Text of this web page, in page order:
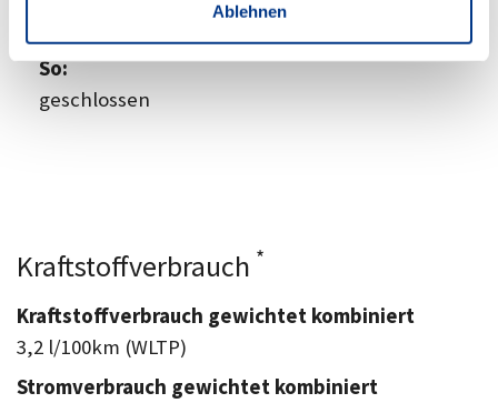
Ablehnen
So:
geschlossen
Kraftstoffverbrauch *
Kraftstoffverbrauch gewichtet kombiniert
3,2 l/100km (WLTP)
Stromverbrauch gewichtet kombiniert